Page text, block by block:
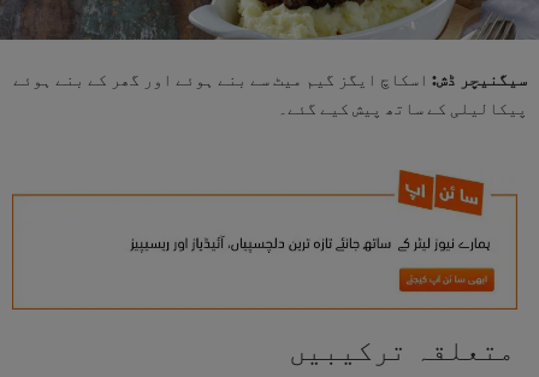
سیگنیچر ڈش: اسکاچ ایگز گیم میٹ سے بنے ہوئے اور گھر کے بنے ہوئے
پیکالیلی کے ساتھ پیش کیے گئے۔
متعلقہ ترکیبیں